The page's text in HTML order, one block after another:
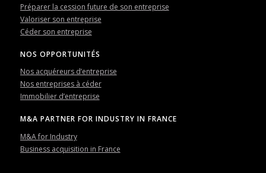
Préparer la cession future de son entreprise
Valoriser son entreprise
Céder son entreprise
NOS OPPORTUNITÉS
Nos acquéreurs d’entreprise
Nos entreprises à céder
Immobilier d’entreprise
M&A PARTNER FOR INDUSTRY IN FRANCE
M&A for Industry
Business acquisition in France